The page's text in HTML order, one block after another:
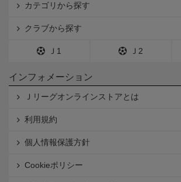
カテゴリから探す
クラブから探す
Ｊ1 Ｊ2
インフォメーション
Ｊリーグオンラインストアとは
利用規約
個人情報保護方針
Cookieポリシー